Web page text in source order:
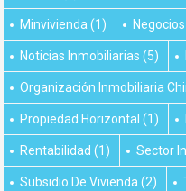
Minvivienda (1)
Noticias Inmobiliarias (5)
Organización Inmobiliaria
Propiedad Horizontal (1)
Rentabilidad (1) Sector
Subsidio De Vivienda (2)